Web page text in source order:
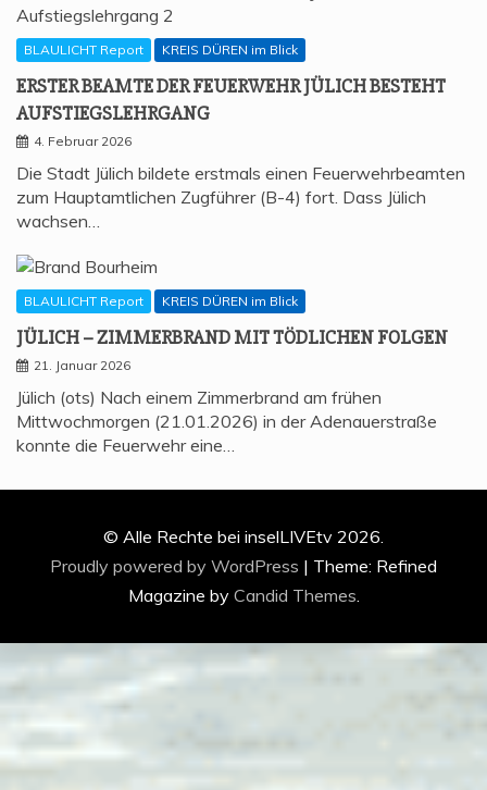
BLAULICHT Report KREIS DÜREN im Blick
ERS­TER BEAM­TE DER FEU­ER­WEHR JÜLICH BESTEHT
AUFSTIEGSLEHRGANG
4. Februar 2026
Die Stadt Jülich bildete erstmals einen Feuerwehrbeamten
zum Hauptamtlichen Zugführer (B-4) fort. Dass Jülich
wachsen…
BLAULICHT Report KREIS DÜREN im Blick
JÜLICH – ZIM­MER­BRAND MIT TÖD­LI­CHEN FOLGEN
21. Januar 2026
Jülich (ots) Nach einem Zimmerbrand am frühen
Mittwochmorgen (21.01.2026) in der Adenauerstraße
konnte die Feuerwehr eine…
© Alle Rechte bei inselLIVEtv 2026.
Proudly powered by WordPress | Theme: Refined
Magazine by Candid Themes.